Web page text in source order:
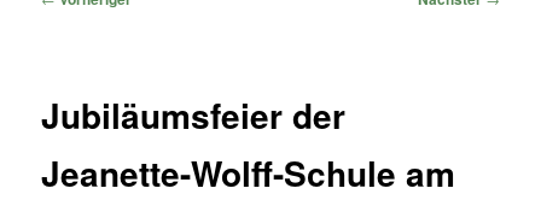
Jubiläumsfeier der
Jeanette-Wolff-Schule am